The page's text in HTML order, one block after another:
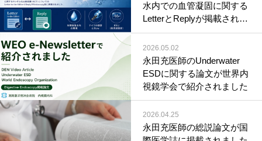
水内での血管凝固に関する
LetterとReplyが掲載されま
した
2026.05.02
永田充医師のUnderwater
ESDに関する論文が世界内
視鏡学会で紹介されました
2026.04.25
永田充医師の総説論文が国